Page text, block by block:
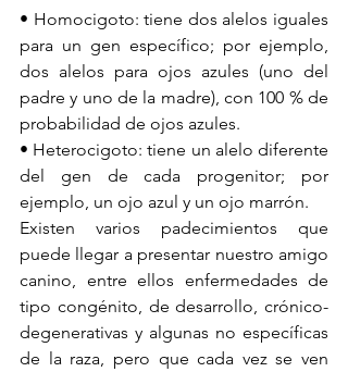
• Homocigoto: tiene dos alelos iguales
para un gen específico; por ejemplo,
dos alelos para ojos azules (uno del
padre y uno de la madre), con 100 % de
probabilidad de ojos azules.
• Heterocigoto: tiene un alelo diferente
del gen de cada progenitor; por
ejemplo, un ojo azul y un ojo marrón.
Existen varios padecimientos que
puede llegar a presentar nuestro amigo
canino, entre ellos enfermedades de
tipo congénito, de desarrollo, crónico-
degenerativas y algunas no específicas
de la raza, pero que cada vez se ven